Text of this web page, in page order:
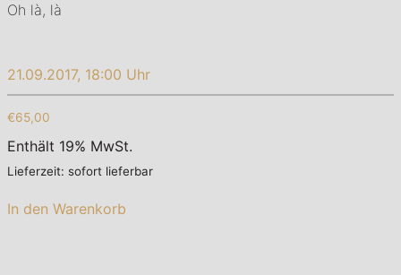
Oh là, là
21.09.2017, 18:00 Uhr
€65,00
Enthält 19% MwSt.
Lieferzeit: sofort lieferbar
In den Warenkorb